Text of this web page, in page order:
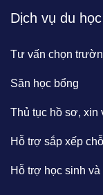
Dịch vụ du học
Tư vấn chọn
Săn học bổng
Thủ tục hồ sơ, xin
Hỗ trợ sắp xếp
Hỗ trợ học sinh